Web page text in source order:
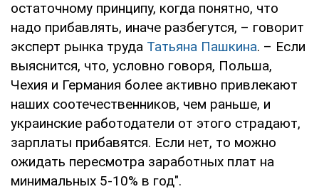
остаточному принципу, когда понятно, что
надо прибавлять, иначе разбегутся, – говорит
эксперт рынка труда Татьяна Пашкина. – Если
выяснится, что, условно говоря, Польша,
Чехия и Германия более активно привлекают
наших соотечественников, чем раньше, и
украинские работодатели от этого страдают,
зарплаты прибавятся. Если нет, то можно
ожидать пересмотра заработных плат на
минимальных 5-10% в год".